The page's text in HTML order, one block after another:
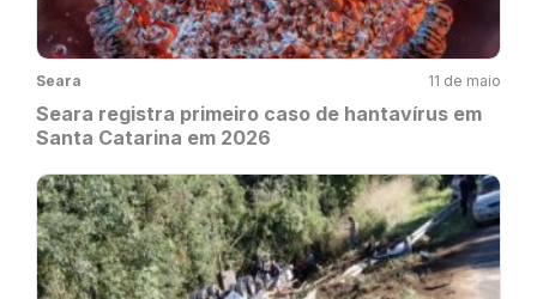
Seara 11 de maio
Seara registra primeiro caso de hantavírus em
Santa Catarina em 2026